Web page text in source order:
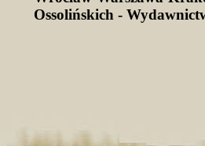
Ossolińskich -